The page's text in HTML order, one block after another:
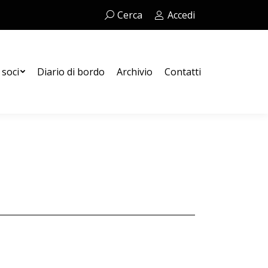
Cerca:Cerca Accedi
Diario di bordo Archivio Contatti
Contatti